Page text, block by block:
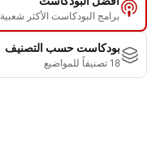
برامج البودكاست الأكثر شعبية
بودكاست حسب التصنيف
18 تصنيفاً للمواضيع